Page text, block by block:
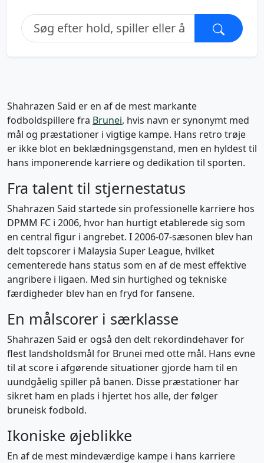
Shahrazen Said er en af de mest markante
fodboldspillere fra Brunei, hvis navn er synonymt med
mål og præstationer i vigtige kampe. Hans retro trøje
er ikke blot en beklædningsgenstand, men en hyldest til
hans imponerende karriere og dedikation til sporten.
Fra talent til stjernestatus
Shahrazen Said startede sin professionelle karriere hos
DPMM FC i 2006, hvor han hurtigt etablerede sig som
en central figur i angrebet. I 2006-07-sæsonen blev han
delt topscorer i Malaysia Super League, hvilket
cementerede hans status som en af de mest effektive
angribere i ligaen. Med sin hurtighed og tekniske
færdigheder blev han en fryd for fansene.
En målscorer i særklasse
Shahrazen Said er også den delt rekordindehaver for
flest landsholdsmål for Brunei med otte mål. Hans evne
til at score i afgørende situationer gjorde ham til en
uundgåelig spiller på banen. Disse præstationer har
sikret ham en plads i hjertet hos alle, der følger
bruneisk fodbold.
Ikoniske øjeblikke
En af de mest mindeværdige kampe i hans karriere